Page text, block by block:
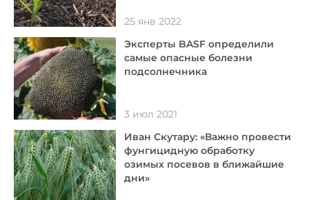
25 янв 2022
Эксперты BASF определили
самые опасные болезни
подсолнечника
3 июл 2021
Иван Скутару: «Важно провести
фунгицидную обработку
озимых посевов в ближайшие
дни»